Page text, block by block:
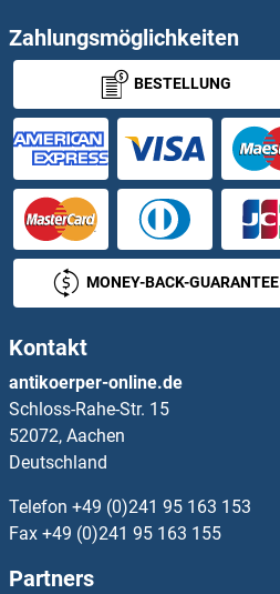
PPP2CA ELISA Kits
PPP2R1A ELISA Kits
PPP2R4 ELISA Kits
PPP3R1 ELISA Kits
PPRC1 ELISA Kits
PPT1 ELISA Kits
PQBP1 ELISA Kits
PRAF2 ELISA Kits
Zahlungsmöglichkeiten
BESTELLUNG
MONEY-BACK-GUARANTEE
Kontakt
antikoerper-online.de
Schloss-Rahe-Str. 15
52072, Aachen
Deutschland
Telefon +49 (0)241 95 163 153
Fax +49 (0)241 95 163 155
Partners